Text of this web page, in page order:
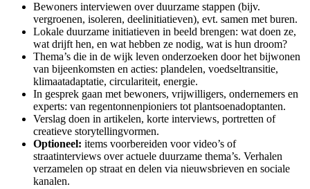
Bewoners interviewen over duurzame stappen (bijv.
vergroenen, isoleren, deelinitiatieven), evt. samen met buren.
Lokale duurzame initiatieven in beeld brengen: wat doen ze,
wat drijft hen, en wat hebben ze nodig, wat is hun droom?
Thema’s die in de wijk leven onderzoeken door het bijwonen
van bijeenkomsten en acties: plandelen, voedseltransitie,
klimaatadaptatie, circulariteit, energie.
In gesprek gaan met bewoners, vrijwilligers, ondernemers en
experts: van regentonnenpioniers tot plantsoenadoptanten.
Verslag doen in artikelen, korte interviews, portretten of
creatieve storytellingvormen.
Optioneel: items voorbereiden voor video’s of
straatinterviews over actuele duurzame thema’s. Verhalen
verzamelen op straat en delen via nieuwsbrieven en sociale
kanalen.